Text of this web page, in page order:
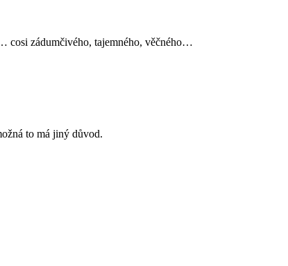
cosi zádumčivého, tajemného, věčného…
to má jiný důvod.